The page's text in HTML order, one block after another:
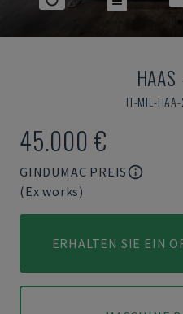
HAAS
IT-MIL-
45.000 €
GINDUMAC PREIS
(Ex works)
ERHALTEN SIE EIN